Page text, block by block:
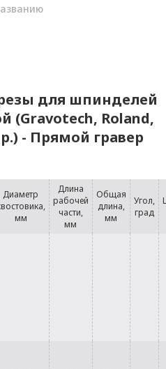
для шпинделей
(Gravotech, Roland,
- Прямой гравер
Диаметр
мм
Длина
рабочей
части,
мм
Общая
длина,
мм
Угол,
град